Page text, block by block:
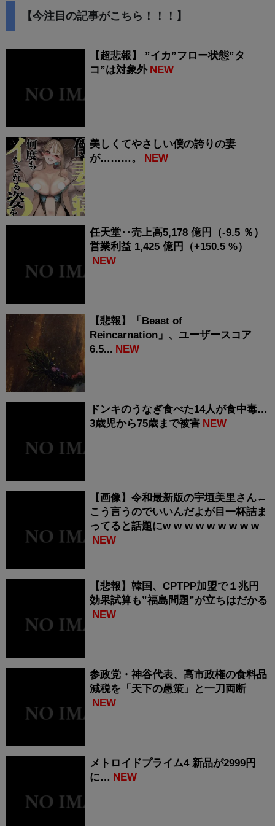
【今注目の記事がこちら！！！】
【超悲報】 ”イカ”フロー状態”タ
コ”は対象外 NEW
美しくてやさしい僕の誇りの妻
が………。
NEW
任天堂‥売上高5,178 億円（-9.5 ％）
営業利益 1,425 億円（+150.5 %）
NEW
【悲報】「Beast of
Reincarnation」、ユーザースコア
6.5... NEW
ドンキのうなぎ食べた14人が食中毒…
3歳児から75歳まで被害 NEW
【画像】令和最新版の宇垣美里さん←
こう言うのでいいんだよが目一杯詰ま
ってると話題にw w w w w w w w w
NEW
【悲報】韓国、CPTPP加盟で１兆円
効果試算も”福島問題”が立ちはだかる
NEW
参政党・神谷代表、高市政権の食料品
減税を「天下の愚策」と一刀両断
NEW
メトロイドプライム4 新品が2999円
に… NEW